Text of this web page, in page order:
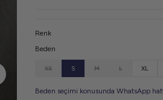
Renk
Beden
XS S M L XL
Beden seçimi konusunda WhatsApp